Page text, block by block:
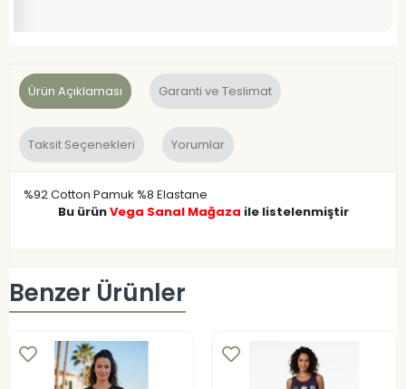
Ürün Açıklaması Garanti ve Teslimat
Taksit Seçenekleri Yorumlar
%92 Cotton Pamuk %8 Elastane
Bu ürünVega Sanal Mağaza ile listelenmiştir
Benzer Ürünler